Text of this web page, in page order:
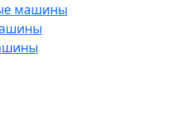
машины